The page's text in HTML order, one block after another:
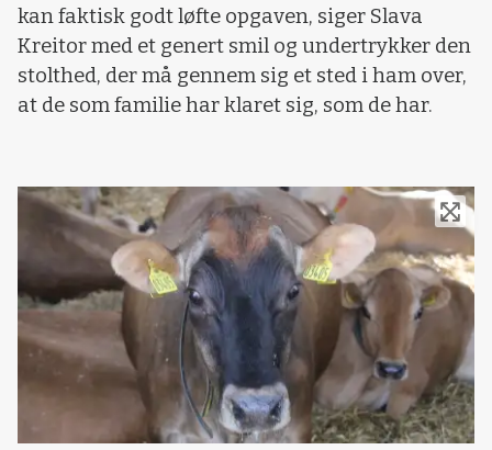
kan faktisk godt løfte opgaven, siger Slava
Kreitor med et genert smil og undertrykker den
stolthed, der må gennem sig et sted i ham over,
at de som familie har klaret sig, som de har.